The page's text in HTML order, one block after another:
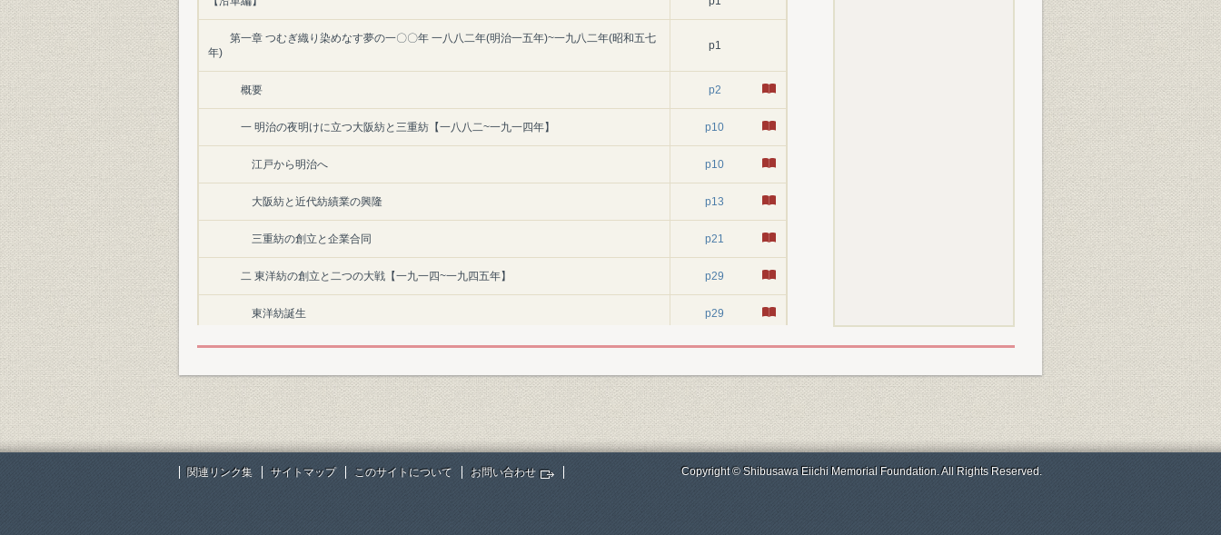
第一章 つむぎ織り染めなす夢の一〇〇年 一八八二年(明治一五年)~一九八二年(昭和五七
年)
p1
概要 p2
一 明治の夜明けに立つ大阪紡と三重紡【一八八二~一九一四年】 p10
江戸から明治へ p10
大阪紡と近代紡績業の興隆 p13
三重紡の創立と企業合同 p21
二 東洋紡の創立と二つの大戦【一九一四~一九四五年】 p29
東洋紡誕生 p29
輸出と在華紡 p34
人絹事業への進出と多角化 p40
深夜業の廃止と労務管理 p45
関連リンク集 サイトマップ このサイトについて お問い合わせ Copyright © Shibusawa Eiichi Memorial Foundation. All Rights Reserved.